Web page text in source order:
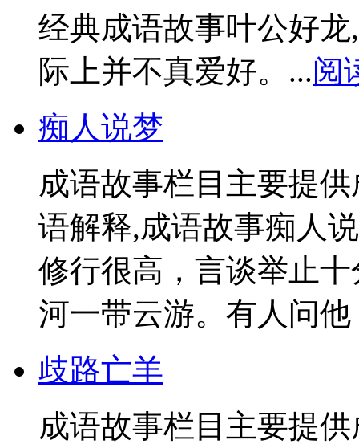
经典成语故事叶公好
际上并不真爱好。...阅
痴人说梦
成语故事栏目主要提
语解释,成语故事痴人
修行很高，言谈举止
河一带云游。有人问
歧路亡羊
成语故事栏目主要提